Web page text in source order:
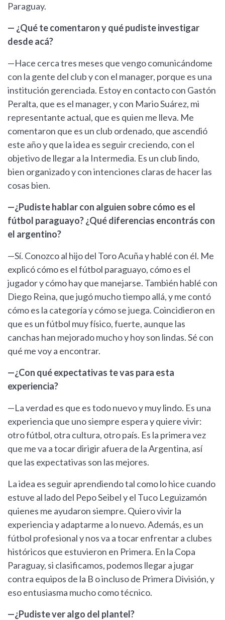
Paraguay.
— ¿Qué te comentaron y qué pudiste investigar
desde acá?
—Hace cerca tres meses que vengo comunicándome
con la gente del club y con el manager, porque es una
institución gerenciada. Estoy en contacto con Gastón
Peralta, que es el manager, y con Mario Suárez, mi
representante actual, que es quien me lleva. Me
comentaron que es un club ordenado, que ascendió
este año y que la idea es seguir creciendo, con el
objetivo de llegar a la Intermedia. Es un club lindo,
bien organizado y con intenciones claras de hacer las
cosas bien.
—¿Pudiste hablar con alguien sobre cómo es el
fútbol paraguayo? ¿Qué diferencias encontrás con
el argentino?
—Sí. Conozco al hijo del Toro Acuña y hablé con él. Me
explicó cómo es el fútbol paraguayo, cómo es el
jugador y cómo hay que manejarse. También hablé con
Diego Reina, que jugó mucho tiempo allá, y me contó
cómo es la categoría y cómo se juega. Coincidieron en
que es un fútbol muy físico, fuerte, aunque las
canchas han mejorado mucho y hoy son lindas. Sé con
qué me voy a encontrar.
—¿Con qué expectativas te vas para esta
experiencia?
—La verdad es que es todo nuevo y muy lindo. Es una
experiencia que uno siempre espera y quiere vivir:
otro fútbol, otra cultura, otro país. Es la primera vez
que me va a tocar dirigir afuera de la Argentina, así
que las expectativas son las mejores.
La idea es seguir aprendiendo tal como lo hice cuando
estuve al lado del Pepo Seibel y el Tuco Leguizamón
quienes me ayudaron siempre. Quiero vivir la
experiencia y adaptarme a lo nuevo. Además, es un
fútbol profesional y nos va a tocar enfrentar a clubes
históricos que estuvieron en Primera. En la Copa
Paraguay, si clasificamos, podemos llegar a jugar
contra equipos de la B o incluso de Primera División, y
eso entusiasma mucho como técnico.
—¿Pudiste ver algo del plantel?